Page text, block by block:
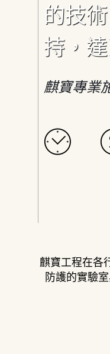
的技
持，
麒寶專業
麒寶工程在各
防護的實驗